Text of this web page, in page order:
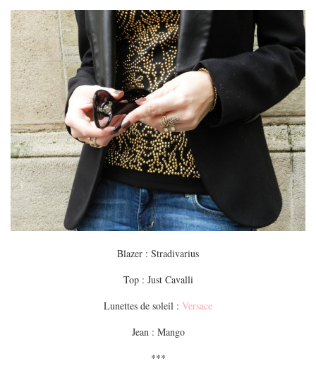
Blazer : Stradivarius
Top : Just Cavalli
Lunettes de soleil : Versace
Jean : Mango
***